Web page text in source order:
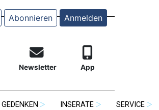
Abonnieren Anmelden
Newsletter App
GEDENKEN INSERATE SERVICE